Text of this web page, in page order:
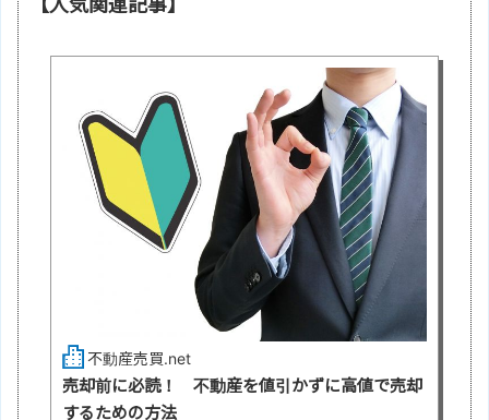
【人気関連記事】
不動産売買.net
売却前に必読！ 不動産を値引かずに高値で売却
するための方法